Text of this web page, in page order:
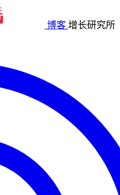
博客 增长研究所